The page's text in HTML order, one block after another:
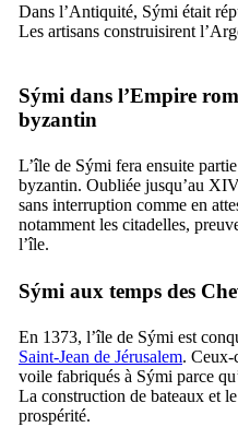
Dans l’Antiquité, Sými était
Les artisans construisirent
Sými dans l’Empire
byzantin
L’île de Sými fera ensuite
byzantin. Oubliée jusqu’au
sans interruption comme en
notamment les citadelles,
l’île.
Sými aux temps des
En 1373, l’île de Sými est
Saint-Jean de Jérusalem. Ceux-
voile fabriqués à Sými parce
La construction de bateaux et
prospérité.